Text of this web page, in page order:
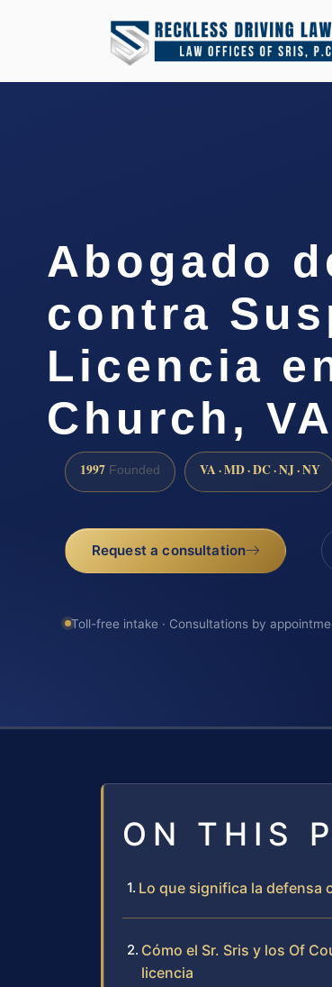
Abogado
contra
Licencia
Church, VA
1997 Founded VA · MD · DC · NJ · NY
Request a consultation
Toll-free intake · Consultations by
ON THIS
Lo que significa la defensa
Cómo el Sr. Sris y los Of
licencia